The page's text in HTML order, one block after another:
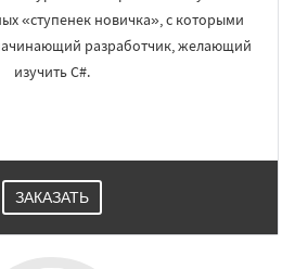
«ступенек новичка», с которыми
разработчик, желающий
изучить C#.
ЗАКАЗАТЬ